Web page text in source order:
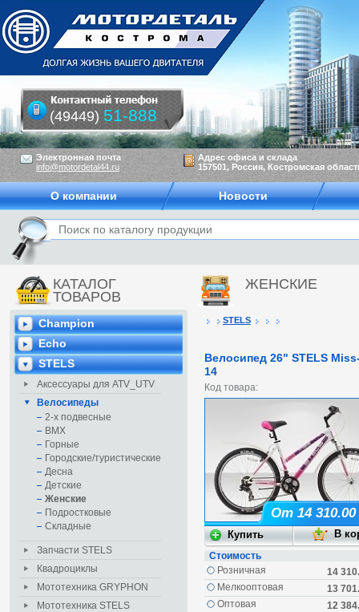
КАТАЛОГ
ТОВАРОВ
Champion
Echo
STELS
Аксессуары для ATV_UTV
Велосипеды
2-х подвесные
BMX
Горные
Городские/туристические
Десна
Детские
Женские
Подростковые
Складные
Запчасти STELS
Квадроциклы
Мототехника GRYPHON
Мототехника STELS
ЖЕНСКИЕ
STELS
Велосипед 26" STELS
14
Код товара:
От 14 310.00
Стоимость
14
Розничная
13
Мелкооптовая
12
Оптовая
Электронная почта
info@motordetal44.ru
Адрес офиса и склада
157501, Россия, Костромская
(49449) 51-888
О компании Новости